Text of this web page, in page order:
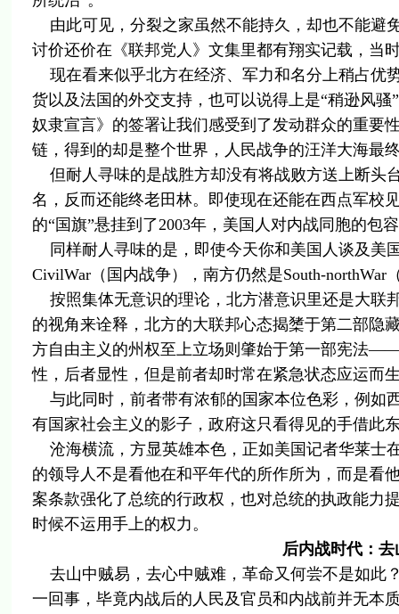
由此可见，分裂之家虽然不能持久，却也不能避
讨价还价在《联邦党人》文集里都有翔实记载，当
现在看来似乎北方在经济、军力和名分上稍占
货以及法国的外交支持，也可以说得上是“稍逊风
奴隶宣言》的签署让我们感受到了发动群众的重要
链，得到的却是整个世界，人民战争的汪洋大海最
但耐人寻味的是战胜方却没有将战败方送上断头
名，反而还能终老田林。即使现在还能在西点军校
的“国旗”悬挂到了2003年，美国人对内战同胞的包
同样耐人寻味的是，即使今天你和美国人谈及美
CivilWar（国内战争），南方仍然是South-northWar
按照集体无意识的理论，北方潜意识里还是大联
的视角来诠释，北方的大联邦心态揭橥于第二部
方自由主义的州权至上立场则肇始于第一部宪法
性，后者显性，但是前者却时常在紧急状态应运而
与此同时，前者带有浓郁的国家本位色彩，例如
有国家社会主义的影子，政府这只看得见的手借此
沧海横流，方显英雄本色，正如美国记者华莱士
的领导人不是看他在和平年代的所作所为，而是看
案条款强化了总统的行政权，也对总统的执政能力
时候不运用手上的权力。
后内战时代：
去山中贼易，去心中贼难，革命又何尝不是如此
一回事，毕竟内战后的人民及官员和内战前并无本